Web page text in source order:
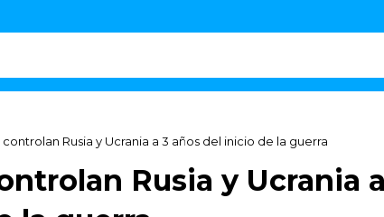
Rusia y Ucrania a 3 años del inicio de la guerra
Rusia y Ucrania